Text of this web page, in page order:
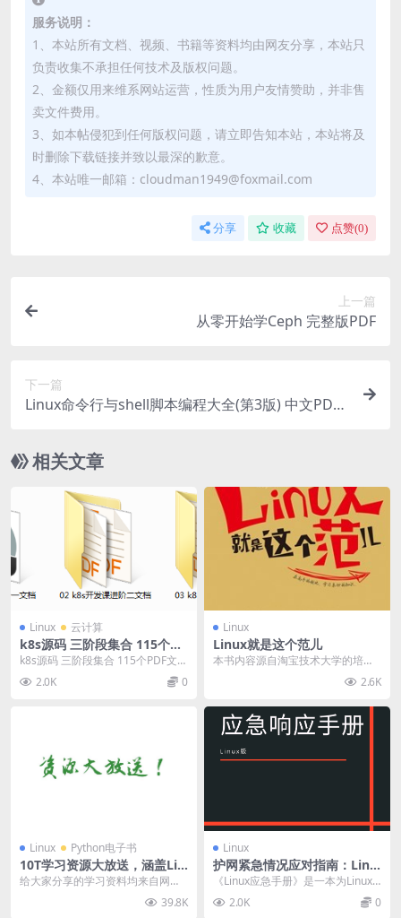
服务说明：
1、本站所有文档、视频、书籍等资料均由网友分享，本站只
负责收集不承担任何技术及版权问题。
2、金额仅用来维系网站运营，性质为用户友情赞助，并非售
卖文件费用。
3、如本帖侵犯到任何版权问题，请立即告知本站，本站将及
时删除下载链接并致以最深的歉意。
4、本站唯一邮箱：cloudman1949@foxmail.com
分享 收藏 点赞(0)
上一篇
从零开始学Ceph 完整版PDF
下一篇
Linux命令行与shell脚本编程大全(第3版) 中文PDF
相关文章
Linux 云计算
k8s源码 三阶段集合 115个PD
F文档合集 宝藏级开发文档
k8s源码 三阶段集合 115个PDF文档
合集 宝藏级开发文档
2.0K 0
Linux
Linux就是这个范儿
本书内容源自淘宝技术大学的培训
实战。由来自阿里巴巴集团的资深L
2.6K
Linux Python电子书
10T学习资源大放送，涵盖Lin
ux、虚拟化、容器、云计算、
给大家分享的学习资料均来自网
要，请购买正版。如有侵...
39.8K
Linux
护网紧急情况应对指南：Linu
x 应急响应手册
《Linux应急手册》是一本为Linux
系统管理员和运维工程师量身打造
的实用指南...
2.0K 0